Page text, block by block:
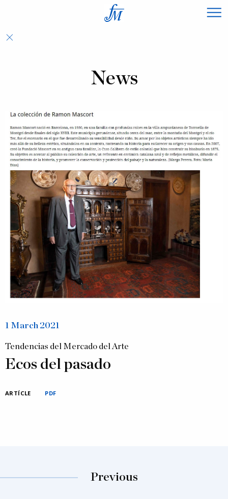
×
News
1 March 2021
Tendencias del Mercado del Arte
Ecos del pasado
ARTÍCLE PDF
Previous